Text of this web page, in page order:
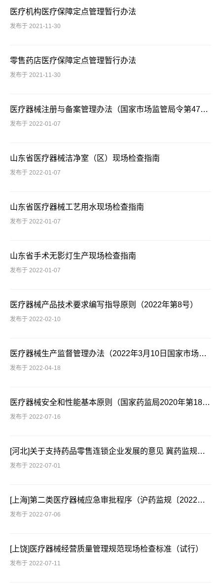
医疗机构医疗保障定点管理暂行办法
发布于 2021-11-30
零售药店医疗保障定点管理暂行办法
发布于 2021-11-30
医疗器械注册与备案管理办法（国家市场监管局令第47号公布 2021年10月1日起施行）
发布于 2022-01-07
山东省医疗器械洁净室（区）现场检查指南
发布于 2022-01-07
山东省医疗器械工艺用水现场检查指南
发布于 2022-01-07
山东省手术无影灯生产现场检查指南
发布于 2022-01-07
医疗器械产品技术要求编写指导原则（2022年第8号）
发布于 2022-02-10
医疗器械生产监督管理办法（2022年3月10日国家市场监督管理总局令第53号公布 自2022年5月1日起施行）
发布于 2022-04-18
医疗器械安全和性能基本原则（国家药监局2020年第18号）
发布于 2022-07-16
[河北]关于支持药品零售连锁企业发展的意见 冀药监规〔2022〕3号
发布于 2022-07-01
[上海]第二类医疗器械应急审批程序（沪药监规〔2022〕2号）
发布于 2022-07-06
[上饶]医疗器械经营质量管理规范现场检查标准（试行）
发布于 2022-07-11